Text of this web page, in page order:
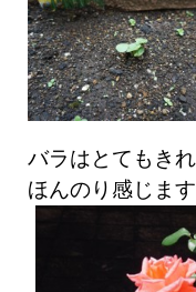
バラはとてもき
ほんのり感じます